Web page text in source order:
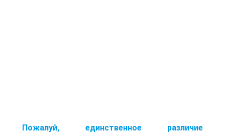
Пожалуй, единственное различие